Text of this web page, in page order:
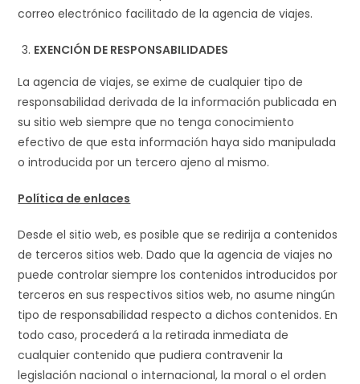
correo electrónico facilitado de la agencia de viajes.
EXENCIÓN DE RESPONSABILIDADES
La agencia de viajes, se exime de cualquier tipo de
responsabilidad derivada de la información publicada en
su sitio web siempre que no tenga conocimiento
efectivo de que esta información haya sido manipulada
o introducida por un tercero ajeno al mismo.
Política de enlaces
Desde el sitio web, es posible que se redirija a contenidos
de terceros sitios web. Dado que la agencia de viajes no
puede controlar siempre los contenidos introducidos por
terceros en sus respectivos sitios web, no asume ningún
tipo de responsabilidad respecto a dichos contenidos. En
todo caso, procederá a la retirada inmediata de
cualquier contenido que pudiera contravenir la
legislación nacional o internacional, la moral o el orden